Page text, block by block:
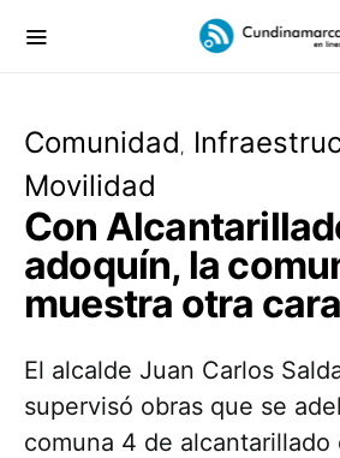
Comunidad
Movilidad
Con
adoquín, la
muestra otra cara
El alcalde Juan Carlos
supervisó obras que se
comuna 4 de alcantarillado